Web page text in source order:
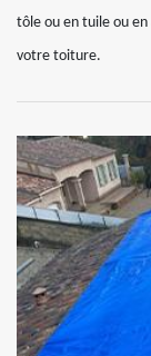
tôle ou en tuile ou
votre toiture.